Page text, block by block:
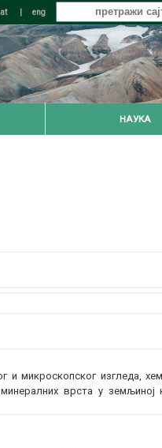
| eng
НАУКА
микроскопског изгледа,
врста у земљиној